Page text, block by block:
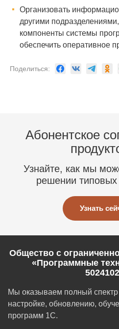
Организовать
другими
компоненты системы
обеспечить оперативное
Поделиться:
Абонентское
Узнайте, как мы
решении типовых
Узнать
Общество с
«Программные
Мы оказываем полный спектр
настройке, обновлению,
программ 1С.